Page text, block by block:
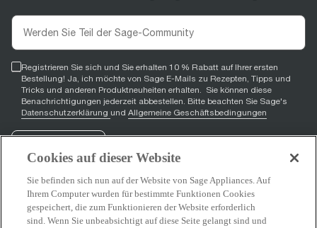
Registrieren Sie sich und Sie erhalten 10 % Rabatt auf Ihrer ersten
Bestellung! Ja, ich möchte von Sage E-Mails zu Rezepten, Tipps und
Tricks und anderen Produktneuheiten erhalten. Sie können diese
Benachrichtigungen jederzeit abbestellen. Bitte beachten Sie Sage's
Datenschutzerklärung und Allgemeine Geschäftsbedingungen
Registrieren
Facebook
opens in new tab)
YouTube
(opens in new tab)
Instagram
(opens in new tab)
Cookies auf dieser Website
Sie befinden sich nun auf der Website von Sage Appliances. Auf
Ihrem Computer wurden für bestimmte Funktionen Cookies
gespeichert, die zum Funktionieren der Website erforderlich
sind. Wenn Sie unbeabsichtigt auf diese Seite gelangt sind und